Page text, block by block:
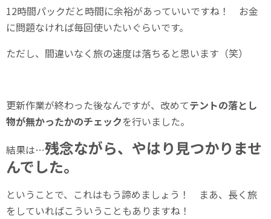
12時間パックだと時間に余裕があっていいですね！ お金
に問題なければ毎回使いたいぐらいです。
ただし、間違いなく旅の速度は落ちると思います（笑）
更新作業が終わった後なんですが、改めてテントの落とし
物が無かったかのチェックを行いました。
結果は…残念ながら、やはり見つかりませ
んでした。
ということで、これはもう諦めましょう！ まあ、長く旅
をしていればこういうこともありますね！